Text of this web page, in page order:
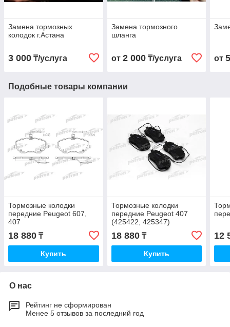
Замена тормозных
колодок г.Астана
3 000 ₸/услуга
Замена тормозного
шланга
от 2 000₸/услуга от
Подобные товары компании
Тормозные колодки
передние Peugeot 607,
407
18 880 ₸
Купить
Тормозные колодки
передние Peugeot 407
(425422, 425347)
18 880₸
Купить
12
О нас
Рейтинг не сформирован
Менее 5 отзывов за последний год